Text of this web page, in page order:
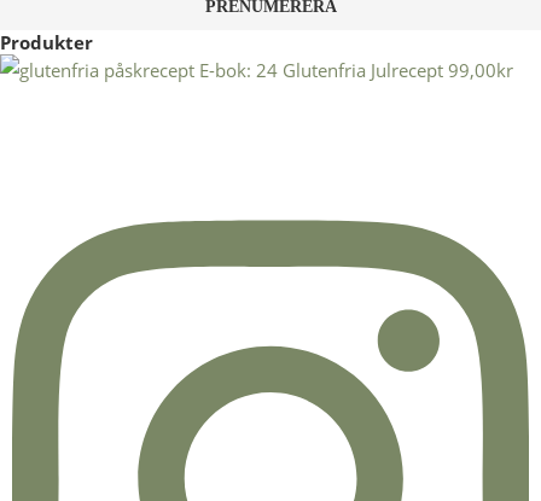
Produkter
E-bok: 24 Glutenfria Julrecept 99,00kr